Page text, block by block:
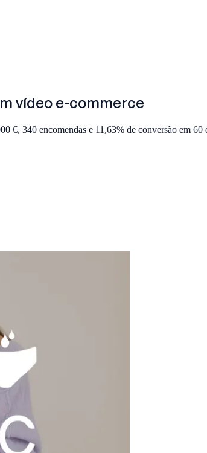
vídeo e-commerce
€, 340 encomendas e 11,63% de conversão em 60